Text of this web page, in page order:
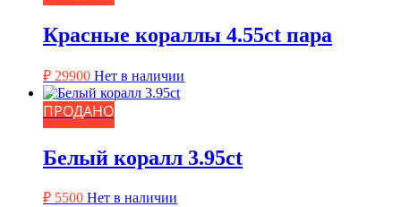
Красные кораллы 4.55ct пара
₽ 29900 Нет в наличии
ПРОДАНО
Белый коралл 3.95ct
₽ 5500 Нет в наличии